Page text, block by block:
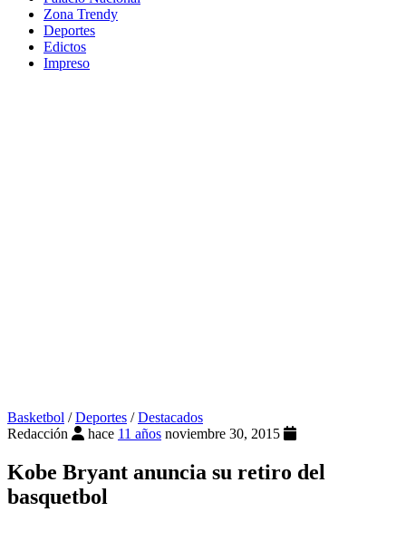
Zona Trendy
Deportes
Edictos
Impreso
Basketbol /Deportes /Destacados
Redacción
hace 11 años noviembre 30, 2015
Kobe Bryant anuncia su retiro del
basquetbol